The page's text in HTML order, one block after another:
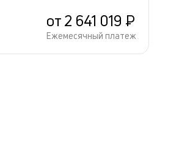
от 2 641 019 ₽
Ежемесячный платеж